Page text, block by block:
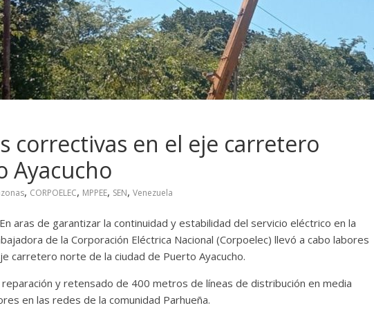
correctivas en el eje carretero
Ayacucho
, CORPOELEC, MPPEE, SEN, Venezuela
En aras de garantizar la continuidad y estabilidad del servicio eléctrico en la
de la Corporación Eléctrica Nacional (Corpoelec) llevó a cabo labores
carretero norte de la ciudad de Puerto Ayacucho.
y retensado de 400 metros de líneas de distribución en media
en las redes de la comunidad Parhueña.